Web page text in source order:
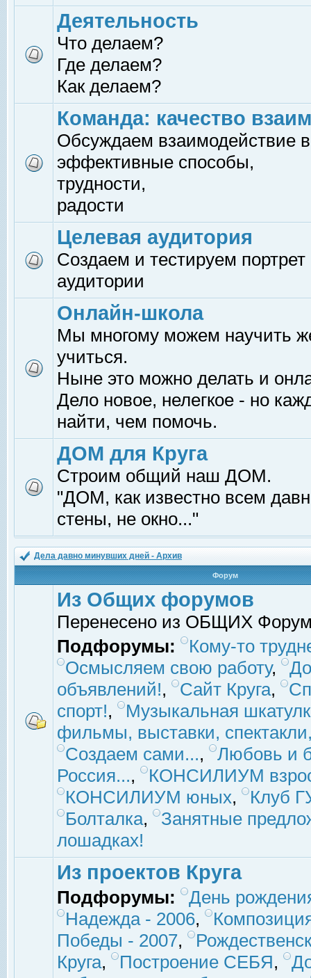
Деятельность
Что делаем?
Где делаем?
Как делаем?
Команда: качество
Обсуждаем взаимодействие
эффективные способы,
трудности,
радости
Целевая аудитория
Создаем и тестируем
аудитории
Онлайн-школа
Мы многому можем научить
учиться.
Ныне это можно делать и
Дело новое, нелегкое - но
найти, чем помочь.
ДОМ для Круга
Строим общий наш ДОМ.
"ДОМ, как известно всем
стены, не окно..."
Дела давно минувших дней - Архив
Форум
Из Общих форумов
Перенесено из ОБЩИХ
Подфорумы:
Кому-то
Осмысляем свою работу,
объявлений!, Сайт Круга,
спорт!,
Музыкальная
фильмы, выставки,
Создаем сами...,
Любовь и
Россия...,
КОНСИЛИУМ
КОНСИЛИУМ юных,
Клуб
Болталка,
Занятные
лошадках!
Из проектов Круга
Подфорумы:
День
Надежда - 2006,
Победы - 2007,
Круга, Построение СЕБЯ,